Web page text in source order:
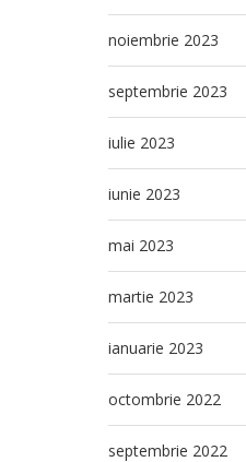
noiembrie 2023
septembrie 2023
iulie 2023
iunie 2023
mai 2023
martie 2023
ianuarie 2023
octombrie 2022
septembrie 2022